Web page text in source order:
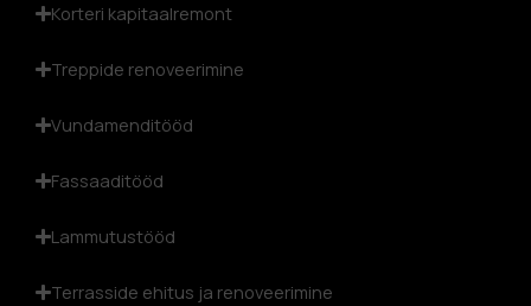
Korteri kapitaalremont
Treppide renoveerimine
Vundamenditööd
Fassaaditööd
Lammutustööd
Terrasside ehitus ja renoveerimine